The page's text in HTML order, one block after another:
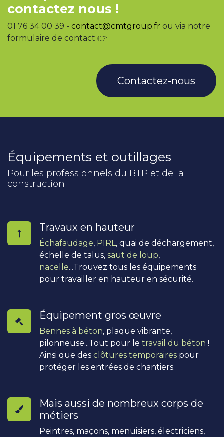
contactez nous !
01 76 34 00 39 - contact@cmtgroup.fr ou via notre
formulaire de contact 👉
Contactez-nous
Équipements et outillages
Pour les professionnels du BTP et de la
construction
Travaux en hauteur
Échafaudage, PIRL, quai de déchargement,
échelle de talus, saut de loup,
nacelle...Trouvez tous les équipements
pour travailler en hauteur en sécurité.
Équipement gros œuvre
Bennes à béton, plaque vibrante,
pilonneuse...Tout pour le travail du béton !
Ainsi que des clôtures temporaires pour
protéger les entrées de chantiers.
Mais aussi de nombreux corps de
métiers
Peintres, maçons, menuisiers, électriciens,